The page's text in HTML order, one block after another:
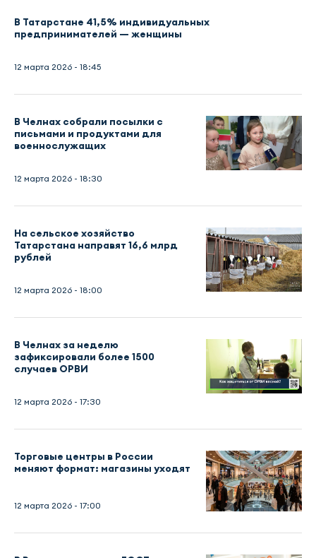
В Татарстане 41,5% индивидуальных
предпринимателей — женщины
12 марта 2026 - 18:45
В Челнах собрали посылки с
письмами и продуктами для
военнослужащих
12 марта 2026 - 18:30
На сельское хозяйство
Татарстана направят 16,6 млрд
рублей
12 марта 2026 - 18:00
В Челнах за неделю
зафиксировали более 1500
случаев ОРВИ
12 марта 2026 - 17:30
Торговые центры в России
меняют формат: магазины уходят
12 марта 2026 - 17:00